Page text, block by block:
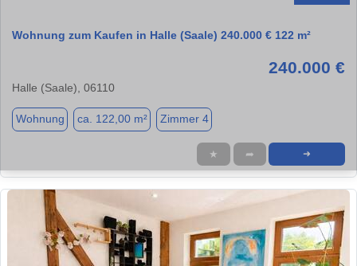
Wohnung zum Kaufen in Halle (Saale) 240.000 € 122 m²
240.000 €
Halle (Saale), 06110
Wohnung ca. 122,00 m² Zimmer 4
★ ➦ ➜